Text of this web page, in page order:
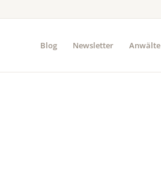
Blog Newsletter Anwälte